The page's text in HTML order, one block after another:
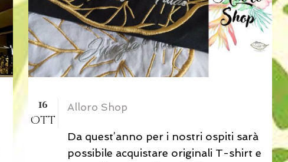
16
Ott
Alloro Shop
Da quest’anno per i nostri ospiti sarà
possibile acquistare originali T-shirt e